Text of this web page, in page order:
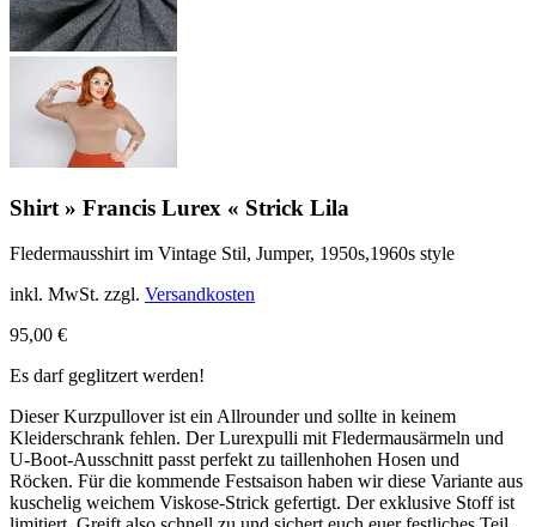
Shirt » Francis Lurex « Strick Lila
Fledermausshirt im Vintage Stil, Jumper, 1950s,1960s style
inkl. MwSt. zzgl. Versandkosten
95,00 €
Es darf geglitzert werden!
Dieser Kurzpullover ist ein Allrounder und sollte in keinem
Kleiderschrank fehlen. Der Lurexpulli mit Fledermausärmeln und
U-Boot-Ausschnitt passt perfekt zu taillenhohen Hosen und
Röcken. Für die kommende Festsaison haben wir diese Variante aus
kuschelig weichem Viskose-Strick gefertigt. Der exklusive Stoff ist